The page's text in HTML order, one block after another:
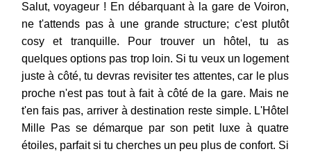
Salut, voyageur ! En débarquant à la gare de Voiron,
ne t'attends pas à une grande structure; c'est plutôt
cosy et tranquille. Pour trouver un hôtel, tu as
quelques options pas trop loin. Si tu veux un logement
juste à côté, tu devras revisiter tes attentes, car le plus
proche n'est pas tout à fait à côté de la gare. Mais ne
t'en fais pas, arriver à destination reste simple. L'Hôtel
Mille Pas se démarque par son petit luxe à quatre
étoiles, parfait si tu cherches un peu plus de confort. Si